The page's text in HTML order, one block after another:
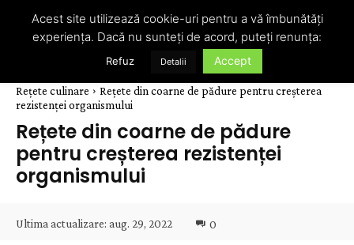
Rețete culinare
Rețete din coarne de pădure pentru creșterea
rezistenței organismului
Rețete din coarne de pădure
pentru creșterea rezistenței
organismului
Ultima actualizare: aug. 29, 2022 0
Acest site utilizează cookie-uri pentru a vă îmbunătăți
experiența. Dacă nu sunteți de acord, puteți renunța:
Refuz Detalii Accept